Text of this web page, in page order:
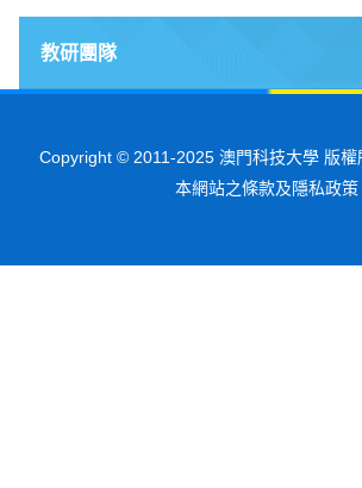
教研團隊
Copyright © 2011-2025 澳門科技大學 版權
本網站之條款及隱私政策